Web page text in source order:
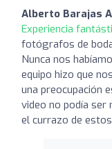
Alberto Barajas
Experiencia
fotógrafos de
Nunca nos
equipo hizo que
una preocupación
video no podía ser
el currazo de